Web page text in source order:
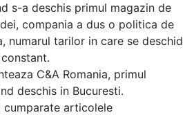
s-a deschis primul magazin de
compania a dus o politica de
numarul tarilor in care se deschid
C&A Romania, primul
deschis in Bucuresti.
articolele